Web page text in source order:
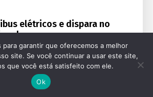
elétricos e dispara no
para garantir que oferecemos a melhor
site. Se você continuar a usar este site,
que você está satisfeito com ele.
Ok